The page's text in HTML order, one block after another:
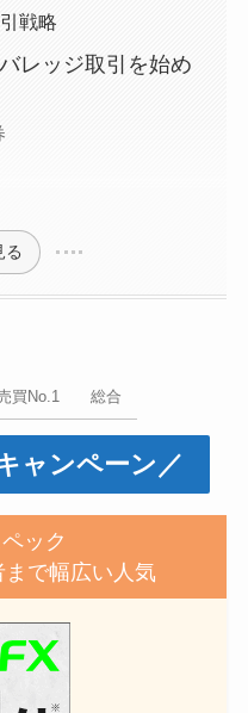
戦略
レッジ取引を始め
る
買No.1 総合
ャンペーン／
ック
で幅広い人気